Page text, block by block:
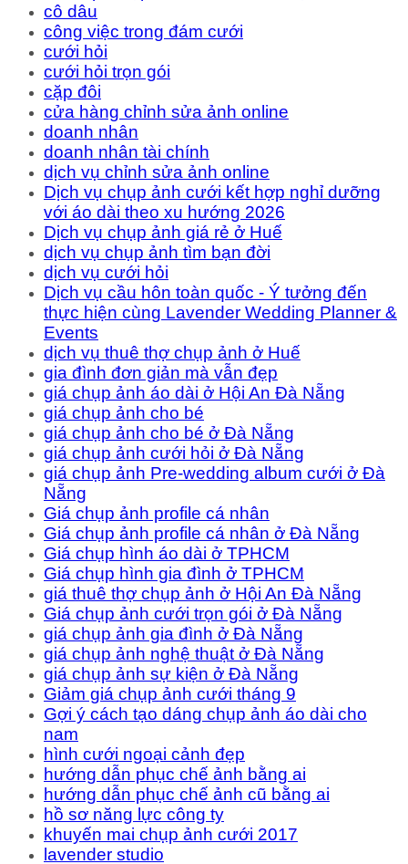
cô dâu
công việc trong đám cưới
cưới hỏi
cưới hỏi trọn gói
cặp đôi
cửa hàng chỉnh sửa ảnh online
doanh nhân
doanh nhân tài chính
dịch vụ chỉnh sửa ảnh online
Dịch vụ chụp ảnh cưới kết hợp nghỉ dưỡng
với áo dài theo xu hướng 2026
Dịch vụ chụp ảnh giá rẻ ở Huế
dịch vụ chụp ảnh tìm bạn đời
dịch vụ cưới hỏi
Dịch vụ cầu hôn toàn quốc - Ý tưởng đến
thực hiện cùng Lavender Wedding Planner &
Events
dịch vụ thuê thợ chụp ảnh ở Huế
gia đình đơn giản mà vẫn đẹp
giá chụp ảnh áo dài ở Hội An Đà Nẵng
giá chụp ảnh cho bé
giá chụp ảnh cho bé ở Đà Nẵng
giá chụp ảnh cưới hỏi ở Đà Nẵng
giá chụp ảnh Pre-wedding album cưới ở Đà
Nẵng
Giá chụp ảnh profile cá nhân
Giá chụp ảnh profile cá nhân ở Đà Nẵng
Giá chụp hình áo dài ở TPHCM
Giá chụp hình gia đình ở TPHCM
giá thuê thợ chụp ảnh ở Hội An Đà Nẵng
Giá chụp ảnh cưới trọn gói ở Đà Nẵng
giá chụp ảnh gia đình ở Đà Nẵng
giá chụp ảnh nghệ thuật ở Đà Nẵng
giá chụp ảnh sự kiện ở Đà Nẵng
Giảm giá chụp ảnh cưới tháng 9
Gợi ý cách tạo dáng chụp ảnh áo dài cho
nam
hình cưới ngoại cảnh đẹp
hướng dẫn phục chế ảnh bằng ai
hướng dẫn phục chế ảnh cũ bằng ai
hồ sơ năng lực công ty
khuyến mai chụp ảnh cưới 2017
lavender studio